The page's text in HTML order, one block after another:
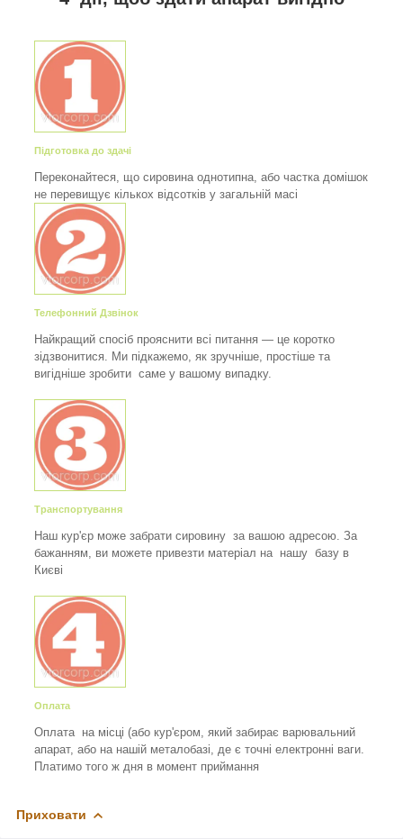
Підготовка до здачі
Переконайтеся, що сировина однотипна, або частка домішок
не перевищує кількох відсотків у загальній масі
Телефонний Дзвінок
Найкращий спосіб прояснити всі питання — це коротко
зідзвонитися. Ми підкажемо, як зручніше, простіше та
вигідніше зробити саме у вашому випадку.
Транспортування
Наш кур'єр може забрати сировину за вашою адресою. За
бажанням, ви можете привезти матеріал на нашу базу в
Києві
Оплата
Оплата на місці (або кур'єром, який забирає варювальний
апарат, або на нашій металобазі, де є точні електронні ваги.
Платимо того ж дня в момент приймання
Приховати